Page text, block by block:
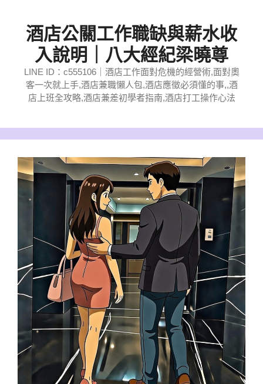
酒店公關工作職缺與薪水收
入說明｜八大經紀梁曉尊
LINE ID：c555106｜酒店工作面對危機的經營術,面對奧
客一次就上手,酒店兼職懶人包,酒店應徵必須懂的事,,酒
店上班全攻略,酒店兼差初學者指南,酒店打工操作心法